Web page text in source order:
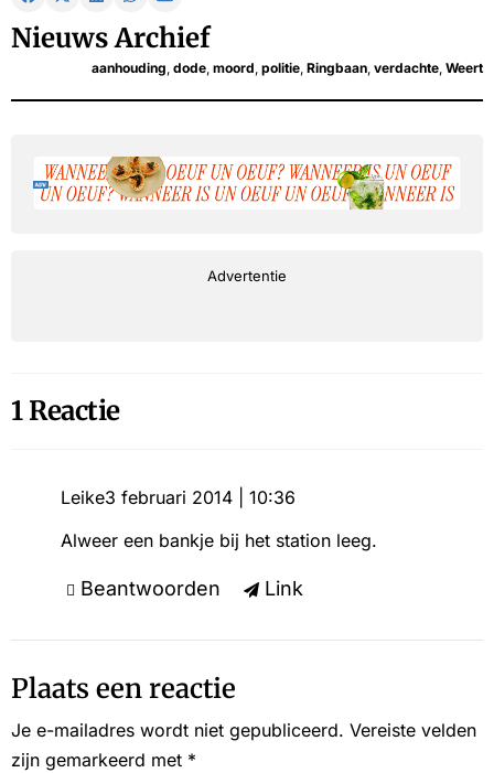
Nieuws Archief
aanhouding, dode, moord, politie, Ringbaan, verdachte, Weert
Advertentie
1 Reactie
Leike3 februari 2014 | 10:36
Alweer een bankje bij het station leeg.
Beantwoorden Link
Plaats een reactie
Je e-mailadres wordt niet gepubliceerd. Vereiste velden
zijn gemarkeerd met *